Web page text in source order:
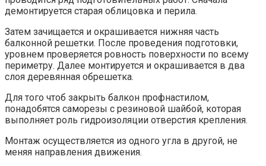
демонтируется старая облицовка и перила.
Затем зачищается и окрашивается нижняя часть
балконной решетки. После проведения подготовки,
уровнем проверяется ровность поверхности по всему
периметру. Далее монтируется и окрашивается в два
слоя деревянная обрешетка.
Для того чтоб закрыть балкон профнастилом,
понадобятся саморезы с резиновой шайбой, которая
выполняет роль гидроизоляции отверстия крепления.
Монтаж осуществляется из одного угла в другой, не
меняя направления движения.